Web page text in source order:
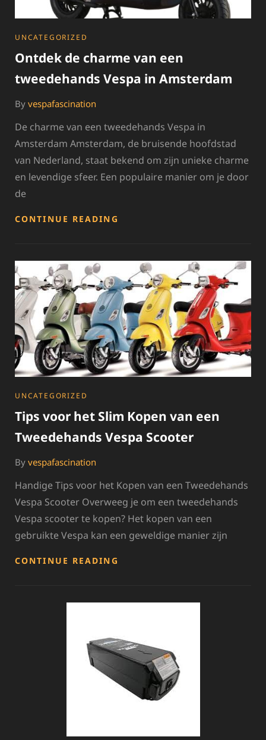
CATEGORIES
UNCATEGORIZED
Ontdek de charme van een
tweedehands Vespa in Amsterdam
By vespafascination
De charme van een tweedehands Vespa in
Amsterdam Amsterdam, de bruisende hoofdstad
van Nederland, staat bekend om zijn unieke charme
en levendige sfeer. Een populaire manier om je door
de
CONTINUE READING
TWEEDEHANDS
VESPA
IN
AMSTERDAM
CATEGORIES
UNCATEGORIZED
Tips voor het Slim Kopen van een
Tweedehands Vespa Scooter
By vespafascination
Handige Tips voor het Kopen van een Tweedehands
Vespa Scooter Overweeg je om een tweedehands
Vespa scooter te kopen? Het kopen van een
gebruikte Vespa kan een geweldige manier zijn
CONTINUE READING
TWEEDEHANDS
VESPA
SCOOTER